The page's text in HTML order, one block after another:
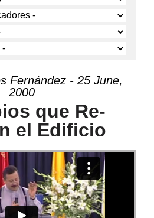
Fernández - 25 June,
2000
que Re-
el Edificio